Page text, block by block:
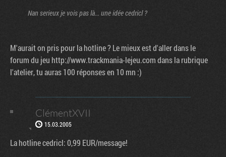
Nan serieux je vois pas là... une idée cedricl ?
M'aurait on pris pour la hotline ? Le mieux est d'aller dans le
forum du jeu http://www.trackmania-lejeu.com dans la rubrique
l'atelier, tu auras 100 réponses en 10 mn :)
ClémentXVII
15.03.2005
La hotline cedricl: 0,99 EUR/message!